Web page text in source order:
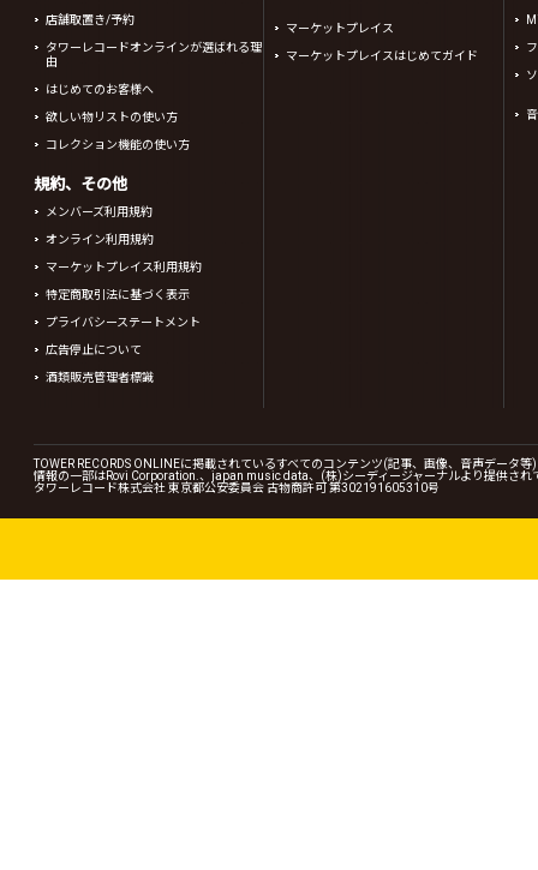
店舗取置き/予約
タワーレコードオンラインが選ばれる理
由
はじめてのお客様へ
欲しい物リストの使い方
コレクション機能の使い方
規約、その他
メンバーズ利用規約
オンライン利用規約
マーケットプレイス利用規約
特定商取引法に基づく表示
プライバシーステートメント
広告停止について
酒類販売管理者標識
マーケットプレイス
マーケットプレイスはじめてガイド
TOWER RECORDS ONLINEに掲載されているすべてのコンテンツ(記事、画像、音声データ
情報の一部はRovi Corporation.、japan music data、(株)シーディージャーナルより提供され
タワーレコード株式会社 東京都公安委員会 古物商許可 第302191605310号